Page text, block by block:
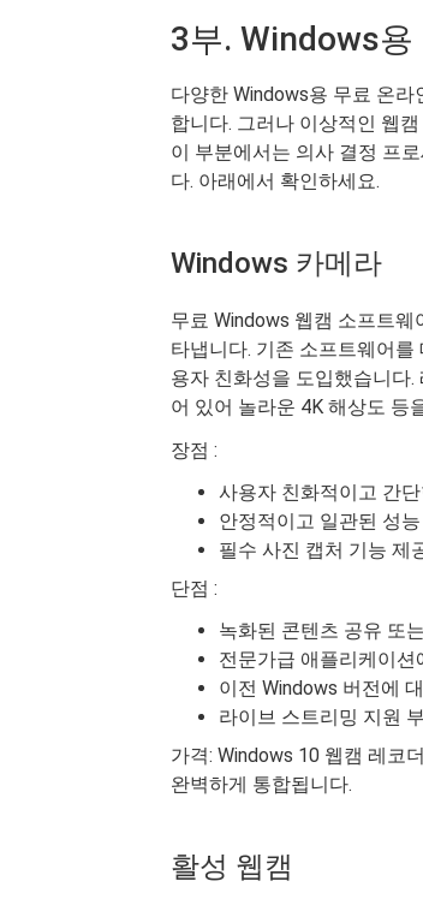
3부. Windows용
다양한 Windows용 무료 온
합니다. 그러나 이상적인 웹
이 부분에서는 의사 결정 프
다. 아래에서 확인하세요.
Windows 카메라
무료 Windows 웹캠 소프트웨
타냅니다. 기존 소프트웨어
용자 친화성을 도입했습니다
어 있어 놀라운 4K 해상도 등
장점 :
사용자 친화적이고 간
안정적이고 일관된 성
필수 사진 캡처 기능 제
단점 :
녹화된 콘텐츠 공유 또
전문가급 애플리케이
이전 Windows 버전에
라이브 스트리밍 지원
가격: Windows 10 웹캠 레코
완벽하게 통합됩니다.
활성 웹캠